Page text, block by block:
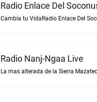
Radio Enlace Del
Cambia tu VidaRadio Enlace Del
Radio Nanj-Ngaa Live